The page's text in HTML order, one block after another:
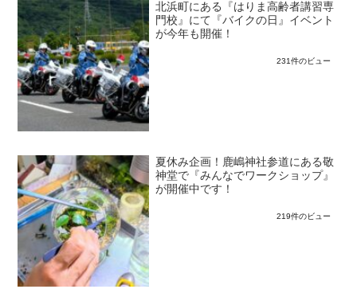
北浜町にある『はりま高齢者講習専
門校』にて『バイクの日』イベント
が今年も開催！
231件のビュー
夏休み企画！鹿嶋神社参道にある敬
神堂で『みんなでワークショップ』
が開催中です！
219件のビュー